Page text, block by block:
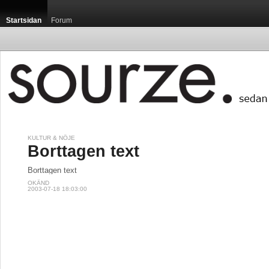
Startsidan Forum
KULTUR & NÖJE
Borttagen text
Borttagen text
OKÄND
2003-07-18 18:03:00